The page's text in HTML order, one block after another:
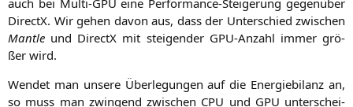
DirectX. Wir gehen davon aus, dass der Unter­schied zwi­schen
Man­t­le und DirectX mit stei­gen­der GPU-Anzahl immer grö­
ßer wird.
Wen­det man unse­re Über­le­gun­gen auf die Ener­gie­bi­lanz an,
so muss man zwin­gend zwi­schen CPU und GPU unter­schei­